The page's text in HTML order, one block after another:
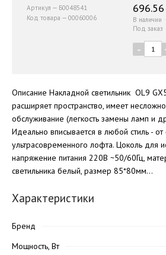
Описание Накладной светильник OL9
расширяет пространство, имеет
обслуживание (легкость замены ламп и
Идеально вписывается в любой стиль - от
ультрасовременного лофта. Цоколь для
напряжение питания 220В ~50/60Гц,
светильника белый, размер 85*80мм...
Характеристики
Бренд
Мощность, Вт
Артикул — Б0048541
Код товара — 00060006
В наличии
Под заказ
-